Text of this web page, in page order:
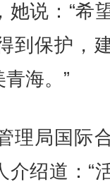
她说：“希
到保护，
海。”
局国际
介绍道：“